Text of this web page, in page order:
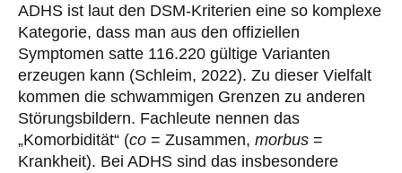
ADHS ist laut den DSM-Kriterien eine so komplexe
Kategorie, dass man aus den offiziellen
Symptomen satte 116.220 gültige Varianten
erzeugen kann (Schleim, 2022). Zu dieser Vielfalt
kommen die schwammigen Grenzen zu anderen
Störungsbildern. Fachleute nennen das
„Komorbidität“ (co = Zusammen, morbus =
Krankheit). Bei ADHS sind das insbesondere